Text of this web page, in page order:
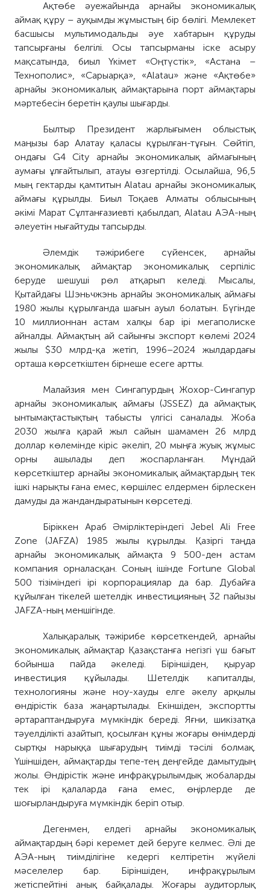
Ақтөбе әуежайында арнайы экономикалық
аймақ құру – ауқымды жұмыстың бір бөлігі. Мемлекет
басшысы мультимодальды әуе хабтарын құруды
тапсырғаны белгілі. Осы тапсырманы іске асыру
мақсатында, биыл Үкімет «Оңтүстік», «Астана –
Технополис», «Сарыарқа», «Alatau» және «Ақтөбе»
арнайы экономикалық аймақтарына порт аймақтары
мәртебесін беретін қаулы шығарды.
Былтыр Президент жарлығымен облыстық
маңызы бар Алатау қаласы құрылған-тұғын. Сөйтіп,
ондағы G4 City арнайы экономикалық аймағының
аумағы ұлғайтылып, атауы өзгертілді. Осылайша, 96,5
мың гектарды қамтитын Alatau арнайы экономикалық
аймағы құрылды. Биыл Тоқаев Алматы облысының
әкімі Марат Сұлтанғазиевті қабылдап, Alatau АЭА-ның
әлеуетін нығайтуды тапсырды.
Әлемдік тәжірибеге сүйенсек, арнайы
экономикалық аймақтар экономикалық серпіліс
беруде шешуші рөл атқарып келеді. Мысалы,
Қытайдағы Шэньчжэнь арнайы экономикалық аймағы
1980 жылы құрылғанда шағын ауыл болатын. Бүгінде
10 миллионнан астам халқы бар ірі мегаполиске
айналды. Аймақтың ай сайынғы экспорт көлемі 2024
жылы $30 млрд-қа жетіп, 1996–2024 жылдардағы
орташа көрсеткіштен бірнеше есеге артты.
Малайзия мен Сингапурдың Жохор-Сингапур
арнайы экономикалық аймағы (JSSEZ) да аймақтық
ынтымақтастықтың табысты үлгісі саналады. Жоба
2030 жылға қарай жыл сайын шамамен 26 млрд
доллар көлемінде кіріс әкеліп, 20 мыңға жуық жұмыс
орны ашылады деп жоспарланған. Мұндай
көрсеткіштер арнайы экономикалық аймақтардың тек
ішкі нарықты ғана емес, көршілес елдермен бірлескен
дамуды да жандандыратынын көрсетеді.
Біріккен Араб Әмірліктеріндегі Jebel Ali Free
Zone (JAFZA) 1985 жылы құрылды. Қазіргі таңда
арнайы экономикалық аймақта 9 500-ден астам
компания орналасқан. Соның ішінде Fortune Global
500 тізіміндегі ірі корпорациялар да бар. Дубайға
құйылған тікелей шетелдік инвестицияның 32 пайызы
JAFZA-ның меншігінде.
Халықаралық тәжірибе көрсеткендей, арнайы
экономикалық аймақтар Қазақстанға негізгі үш бағыт
бойынша пайда әкеледі. Біріншіден, қыруар
инвестиция құйылады. Шетелдік капиталды,
технологияны және ноу-хауды елге әкелу арқылы
өндірістік база жаңартылады. Екіншіден, экспортты
әртараптандыруға мүмкіндік береді. Яғни, шикізатқа
тәуелділікті азайтып, қосылған құны жоғары өнімдерді
сыртқы нарыққа шығарудың тиімді тәсілі болмақ.
Үшіншіден, аймақтарды тепе-тең деңгейде дамытудың
жолы. Өндірістік және инфрақұрылымдық жобаларды
тек ірі қалаларда ғана емес, өңірлерде де
шоғырландыруға мүмкіндік беріп отыр.
Дегенмен, елдегі арнайы экономикалық
аймақтардың бәрі керемет дей беруге келмес. Әлі де
АЭА-ның тиімділігіне кедергі келтіретін жүйелі
мәселелер бар. Біріншіден, инфрақұрылым
жетіспейтіні анық байқалады. Жоғары аудиторлық